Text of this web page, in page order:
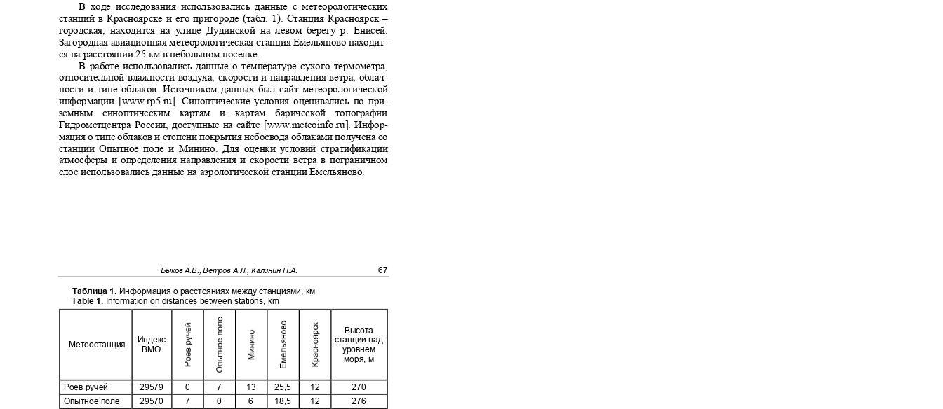
В ходе исследования использовались данные с метеорологических
станций в Красноярске и его пригороде (табл. 1). Станция Красноярск–
городская, находится на улице Дудинской на левом берегу р. Енисей.
Загородная авиационная метеорологическая станция Емельяново находит-
ся на расстоянии 25 км в небольшом поселке.
В работе использовались данные о температуре сухого термометра,
относительной влажности воздуха, скорости и направления ветра, облач-
ности и типе облаков. Источником данных был сайт метеорологической
информации [www.rp5.ru]. Синоптические условия оценивались по при-
земным синоптическим картам и картам барической топографии
Гидрометцентра России, доступные на сайте [www.meteoinfo.ru]. Инфор-
мация о типе облаков и степени покрытия небосвода облаками получена со
станции Опытное поле и Минино. Для оценки условий стратификации
атмосферы и определения направления и скорости ветра в пограничном
слое использовались данные на аэрологической станции Емельяново.
Быков А.В., Ветров А.Л., Калинин Н.А. 67
Таблица 1. Информация о расстояниях между станциями, км
Table 1. Information on distances between stations, km
Высота
Индекс
Метеостанция
ВМО
станции над
уровнем
моря, м
Роев ручей
Опытное поле
29579
29570
0
7
7
0
13
6
25,5
18,5
12
12
270
276